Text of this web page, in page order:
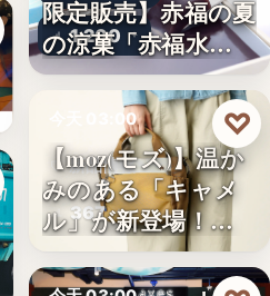
1,200
限定販売】赤福の夏
の涼菓「赤福水よ
うか…
今天 03:00
新品情報
367
【moz(モズ)】温か
みのある「キャメ
ル」が新登場！毎
日…
♡